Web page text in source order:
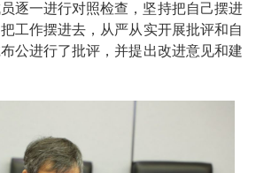
逐一进行对照检查，坚持把自己摆进
工作摆进去，从严从实开展批评和自
公进行了批评，并提出改进意见和建